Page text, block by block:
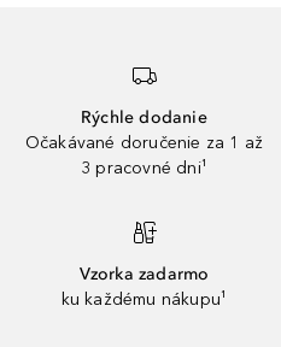
Rýchle dodanie
Očakávané doručenie za 1 až
3 pracovné dni¹
Vzorka zadarmo
ku každému nákupu¹